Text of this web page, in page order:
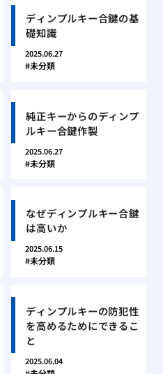
ディンプルキー合鍵の基
礎知識
2025.06.27
未分類
純正キーからのディンプ
ルキー合鍵作製
2025.06.27
未分類
なぜディンプルキー合鍵
は高いか
2025.06.15
未分類
ディンプルキーの防犯性
を高めるためにできるこ
と
2025.06.04